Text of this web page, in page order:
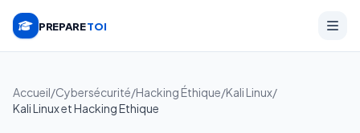
PREPARETOI
Accueil/Cybersécurité/Hacking Éthique/Kali Linux/
Kali Linux et Hacking Ethique